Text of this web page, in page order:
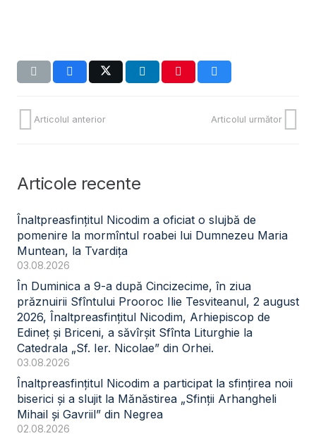
Articolul anterior Articolul următor
Articole recente
Înaltpreasfințitul Nicodim a oficiat o slujbă de
pomenire la mormîntul roabei lui Dumnezeu Maria
Muntean, la Tvardița
03.08.2026
În Duminica a 9-a după Cincizecime, în ziua
prăznuirii Sfîntului Prooroc Ilie Tesviteanul, 2 august
2026, Înaltpreasfințitul Nicodim, Arhiepiscop de
Edineț și Briceni, a săvîrșit Sfînta Liturghie la
Catedrala „Sf. Ier. Nicolae” din Orhei.
03.08.2026
Înaltpreasfințitul Nicodim a participat la sfințirea noii
biserici și a slujit la Mănăstirea „Sfinții Arhangheli
Mihail și Gavriil” din Negrea
02.08.2026